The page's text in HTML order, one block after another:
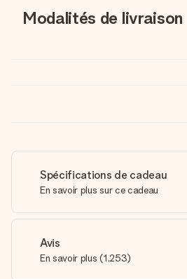
Modalités de livraison
Spécifications de cadeau
En savoir plus sur ce cadeau
Avis
En savoir plus (1,253)